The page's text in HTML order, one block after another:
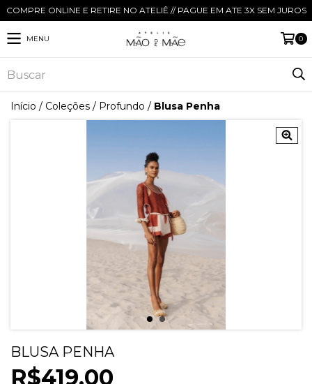
COMPRE ONLINE E RETIRE NO ATELIÊ // PAGUE EM ATE 3X SEM JUROS
MENU 0
Início / Coleções / Profundo / Blusa Penha
BLUSA PENHA
R$419,00